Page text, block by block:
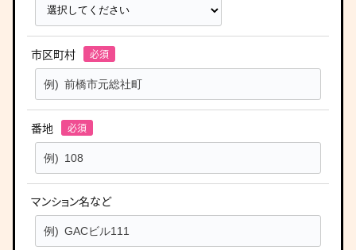
市区町村
番地
マンション名など